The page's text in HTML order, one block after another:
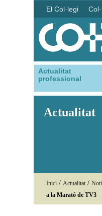
El Col·legi
Actualitat
professional
Actualitat
Inici / Actualitat /
a la Marató de TV3